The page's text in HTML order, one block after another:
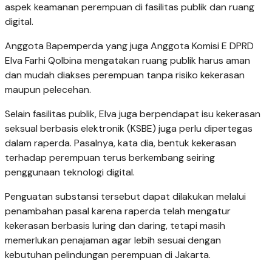
aspek keamanan perempuan di fasilitas publik dan ruang
digital.
Anggota Bapemperda yang juga Anggota Komisi E DPRD
Elva Farhi Qolbina mengatakan ruang publik harus aman
dan mudah diakses perempuan tanpa risiko kekerasan
maupun pelecehan.
Selain fasilitas publik, Elva juga berpendapat isu kekerasan
seksual berbasis elektronik (KSBE) juga perlu dipertegas
dalam raperda. Pasalnya, kata dia, bentuk kekerasan
terhadap perempuan terus berkembang seiring
penggunaan teknologi digital.
Penguatan substansi tersebut dapat dilakukan melalui
penambahan pasal karena raperda telah mengatur
kekerasan berbasis luring dan daring, tetapi masih
memerlukan penajaman agar lebih sesuai dengan
kebutuhan pelindungan perempuan di Jakarta.